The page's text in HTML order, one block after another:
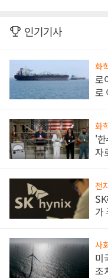
인기기사
화
로
로
화
'한
자
전
가
사
미
조